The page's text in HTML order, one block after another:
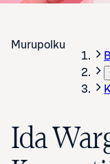
Murupolku
Ida